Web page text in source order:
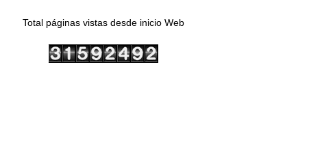
Total páginas vistas desde inicio Web